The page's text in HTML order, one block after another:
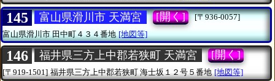
145 富山県滑川市 天満宮 [開く]
[〒936-0057]
富山県滑川市田中町４３４番地 [地図等]
146 福井県三方上中郡若狭町 天満宮 [開く]
[〒919-1501] 福井県三方上中郡若狭町 海士坂１２号５番地 [地図等]